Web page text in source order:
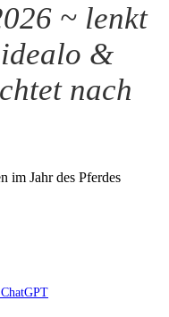
~ lenkt
&
nach
im Jahr des Pferdes